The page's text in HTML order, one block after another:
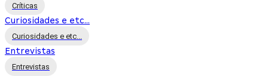
Críticas
Curiosidades e etc...
Curiosidades e etc...
Entrevistas
Entrevistas